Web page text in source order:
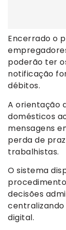
Encerrado o
poderão ter
notificação
débitos.
A orientação
domésticos
mensagens
perda de
trabalhistas.
O sistema
decisões
digital.